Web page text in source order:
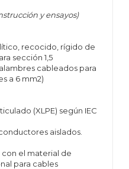
y ensayos)
recocido, rígido de
sección 1,5
cableados para
a 6 mm2)
(XLPE) según IEC
aislados.
el material de
para cables